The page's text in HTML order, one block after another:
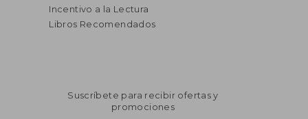
Incentivo a la Lectura
Libros Recomendados
Suscríbete para recibir ofertas y
promociones